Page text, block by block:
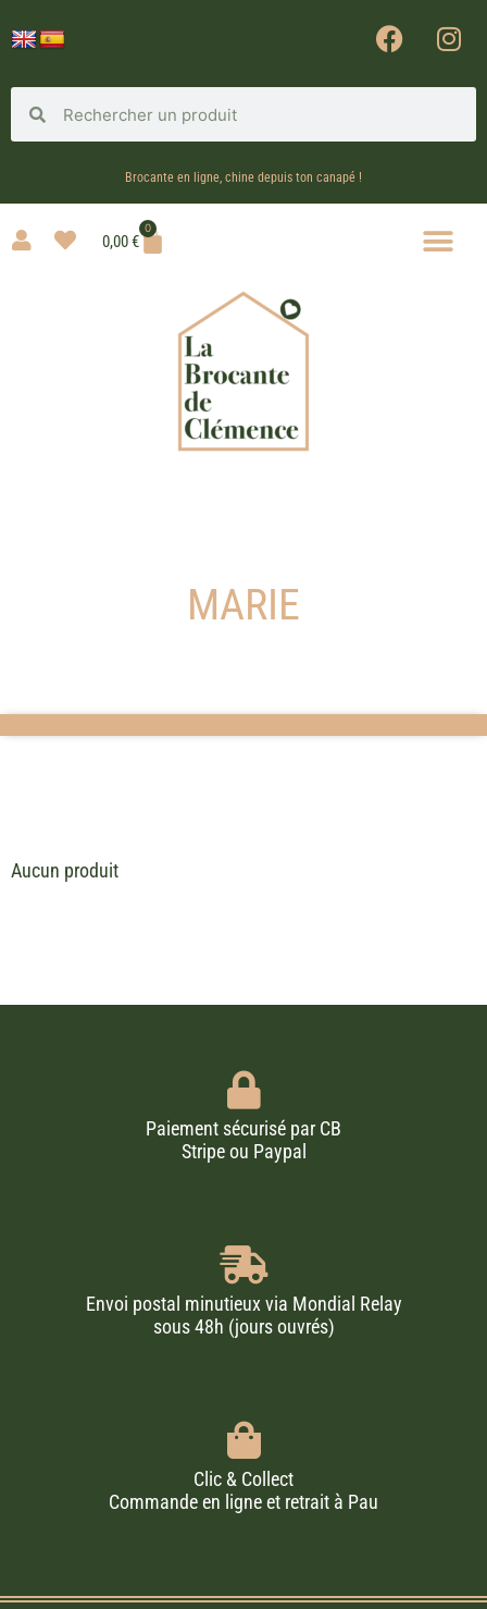
Brocante en ligne, chine depuis ton canapé !
0,00€
0
MARIE
Aucun produit
Paiement sécurisé par CB
Stripe ou Paypal
Envoi postal minutieux via Mondial Relay
sous 48h (jours ouvrés)
Clic & Collect
Commande en ligne et retrait à Pau